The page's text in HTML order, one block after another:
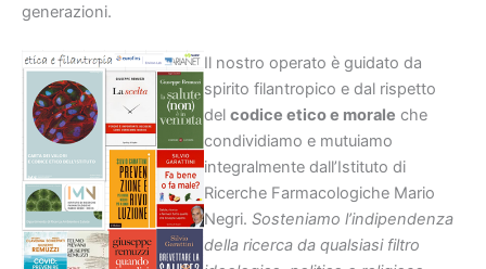
generazioni.
Il nostro operato è guidato da
spirito filantropico e dal rispetto
del codice etico e morale che
condividiamo e mutuiamo
integralmente dall’Istituto di
Ricerche Farmacologiche Mario
Negri. Sosteniamo l’indipendenza
della ricerca da qualsiasi filtro